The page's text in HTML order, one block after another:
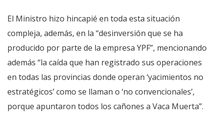
El Ministro hizo hincapié en toda esta situación
compleja, además, en la “desinversión que se ha
producido por parte de la empresa YPF”, mencionando
además “la caída que han registrado sus operaciones
en todas las provincias donde operan ‘yacimientos no
estratégicos’ como se llaman o ‘no convencionales’,
porque apuntaron todos los cañones a Vaca Muerta”.